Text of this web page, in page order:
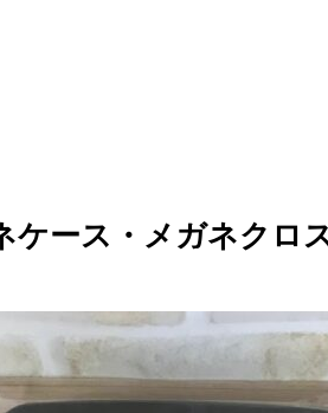
ース・メガネクロ